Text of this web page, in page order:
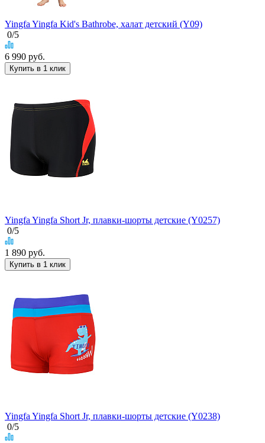
Yingfa Yingfa Kid's Bathrobe, халат детский (Y09)
0/5
6 990 руб.
Купить в 1 клик
Yingfa Yingfa Short Jr, плавки-шорты детские (Y0257)
0/5
1 890 руб.
Купить в 1 клик
Yingfa Yingfa Short Jr, плавки-шорты детские (Y0238)
0/5